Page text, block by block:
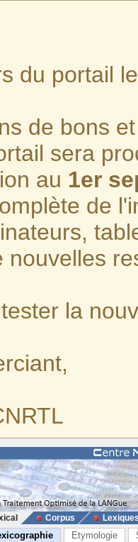
du portail
de bons
sera
au 1er
de
nouvelles
la
Corpus
Etymologie